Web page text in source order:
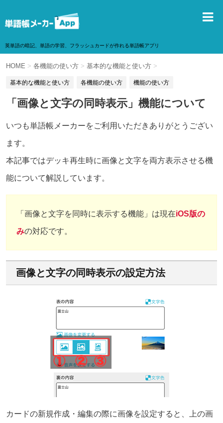
英単語の暗記、単語の学習、フラッシュカードが作れる単語帳アプリ
HOME > 各機能の使い方 > 基本的な機能と使い方 >
基本的な機能と使い方 各機能の使い方 機能の使い方
「画像と文字の同時表示」機能について
いつも単語帳メーカーをご利用いただきありがとうござい
ます。
本記事ではデッキ再生時に画像と文字を両方表示させる機
能について解説しています。
「画像と文字を同時に表示する機能」は現在iOS版の
みの対応です。
画像と文字の同時表示の設定方法
カードの新規作成・編集の際に画像を設定すると、上の画